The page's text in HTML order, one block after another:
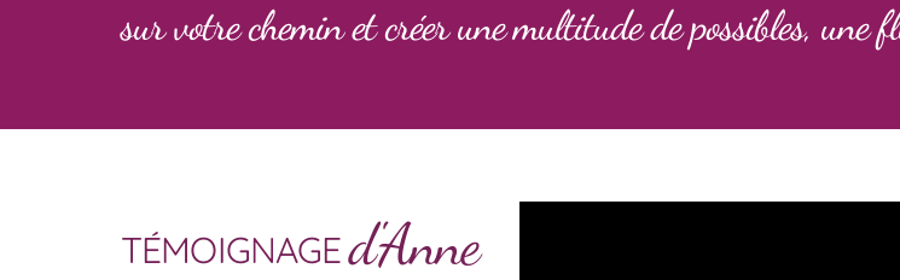
sur votre chemin et créer une multitude de possibles,
TÉMOIGNAGEd'Anne